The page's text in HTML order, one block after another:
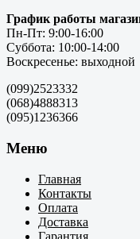
График работы
Пн-Пт: 9:00-16:00
Суббота: 10:00-14:00
Воскресенье: выходной
(099)2523332
(068)4888313
(095)1236366
Меню
Главная
Контакты
Оплата
Доставка
Гарантия